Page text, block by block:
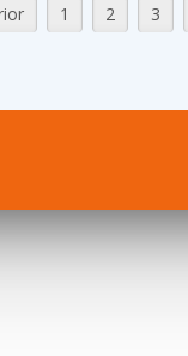
1 2 3